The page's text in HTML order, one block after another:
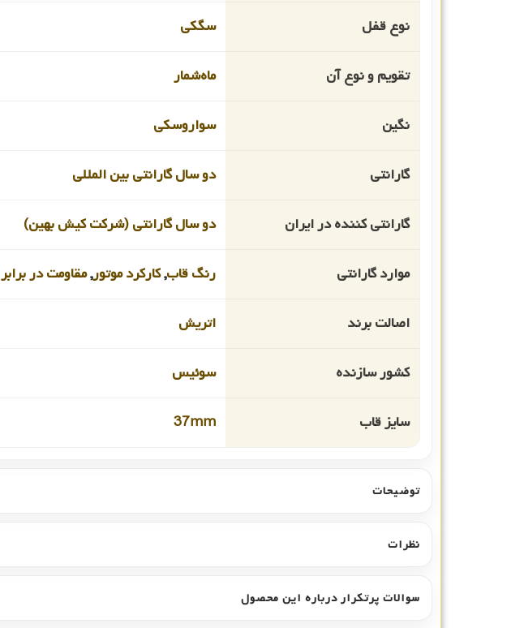
نوع قفل سگکی
تقویم و نوع آن ماه‌شمار
نگین سواروسکی
گارانتی دو سال گارانتی بین المللی
گارانتی کننده در ایران دو سال گارانتی (شرکت کیش بهین)
موارد گارانتی رنگ قاب,کارکرد موتور,مقاومت در
اصالت برند اتریش
کشور سازنده سوئیس
سایز قاب 37mm
توضیحات
نظرات
سوالات پرتکرار درباره این محصول